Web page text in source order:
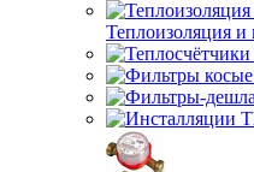
Теплоизоляция и